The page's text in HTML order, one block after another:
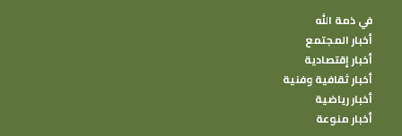
في ذمة الله
أخبار المجتمع
أخبار إقتصادية
أخبار ثقافية وفنية
أخبار رياضية
أخبار منوعة